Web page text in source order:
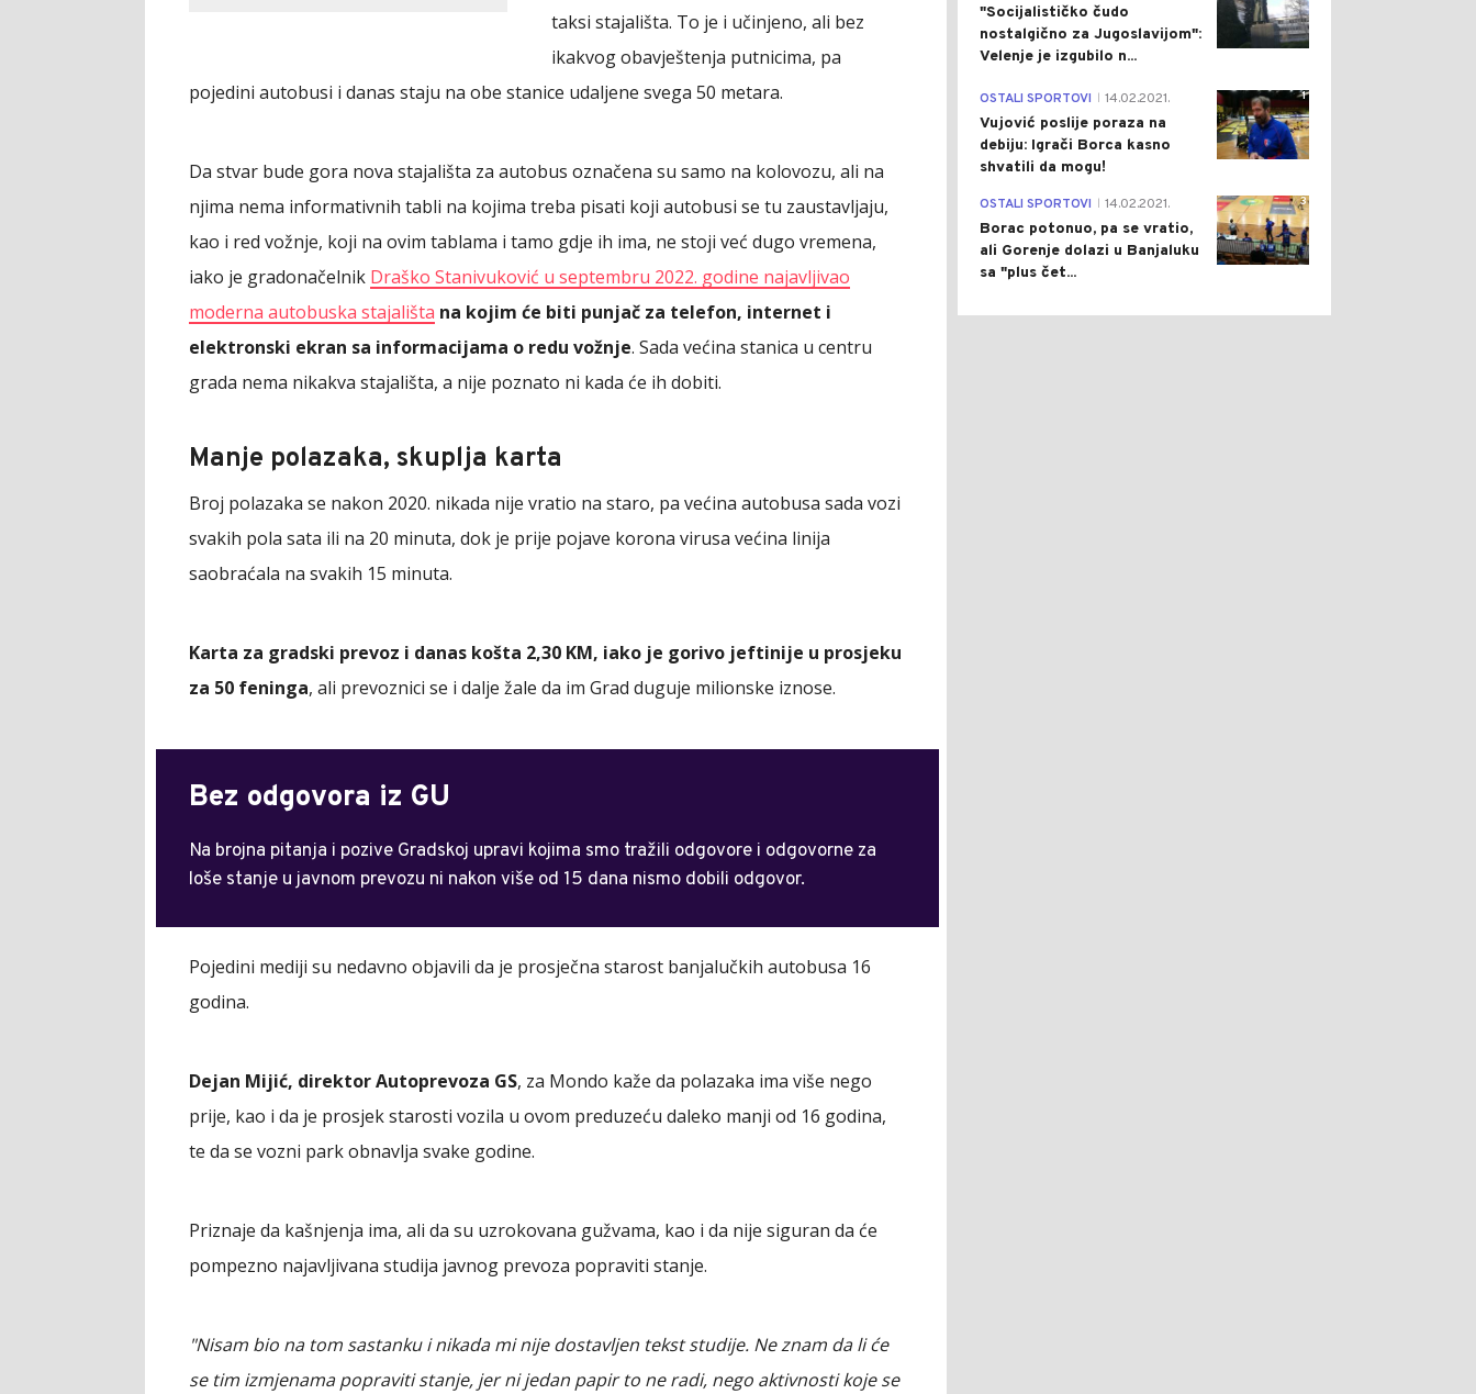
taksi stajališta. To je i učinjeno, ali bez
ikakvog obavještenja putnicima, pa
pojedini autobusi i danas staju na obe stanice udaljene svega 50 metara.
Da stvar bude gora nova stajališta za autobus označena su samo na kolovozu, ali na
njima nema informativnih tabli na kojima treba pisati koji autobusi se tu zaustavljaju,
kao i red vožnje, koji na ovim tablama i tamo gdje ih ima, ne stoji već dugo vremena,
iako je gradonačelnik Draško Stanivuković u septembru 2022. godine najavljivao
moderna autobuska stajališta na kojim će biti punjač za telefon, internet i
elektronski ekran sa informacijama o redu vožnje. Sada većina stanica u centru
grada nema nikakva stajališta, a nije poznato ni kada će ih dobiti.
Manje polazaka, skuplja karta
Broj polazaka se nakon 2020. nikada nije vratio na staro, pa većina autobusa sada vozi
svakih pola sata ili na 20 minuta, dok je prije pojave korona virusa većina linija
saobraćala na svakih 15 minuta.
Karta za gradski prevoz i danas košta 2,30 KM, iako je gorivo jeftinije u prosjeku
za 50 feninga, ali prevoznici se i dalje žale da im Grad duguje milionske iznose.
Bez odgovora iz GU
Na brojna pitanja i pozive Gradskoj upravi kojima smo tražili odgovore i odgovorne za
loše stanje u javnom prevozu ni nakon više od 15 dana nismo dobili odgovor.
Pojedini mediji su nedavno objavili da je prosječna starost banjalučkih autobusa 16
godina.
Dejan Mijić, direktor Autoprevoza GS, za Mondo kaže da polazaka ima više nego
prije, kao i da je prosjek starosti vozila u ovom preduzeću daleko manji od 16 godina,
te da se vozni park obnavlja svake godine.
Priznaje da kašnjenja ima, ali da su uzrokovana gužvama, kao i da nije siguran da će
pompezno najavljivana studija javnog prevoza popraviti stanje.
"Nisam bio na tom sastanku i nikada mi nije dostavljen tekst studije. Ne znam da li će
se tim izmjenama popraviti stanje, jer ni jedan papir to ne radi, nego aktivnosti koje se
"Socijalističko čudo
nostalgično za Jugoslavijom":
Velenje je izgubilo n...
1
OSTALI SPORTOVI 14.02.2021.
Vujović poslije poraza na
debiju: Igrači Borca kasno
shvatili da mogu!
3
OSTALI SPORTOVI 14.02.2021.
Borac potonuo, pa se vratio,
ali Gorenje dolazi u Banjaluku
sa "plus čet...